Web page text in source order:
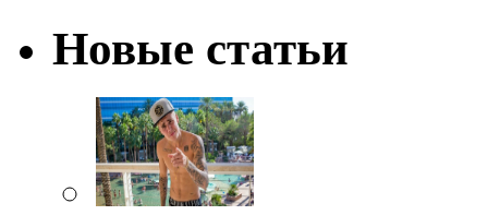
Новые статьи